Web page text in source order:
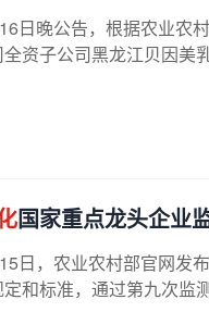
日晚公告，根据农业农
资子公司黑龙江贝因美
国家重点龙头企业
日，农业农村部官网发
和标准，通过第九次监